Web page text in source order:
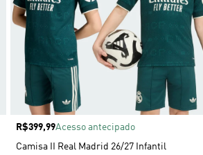
Preço
R$399,99Acesso antecipado
Camisa II Real Madrid 26/27 Infantil